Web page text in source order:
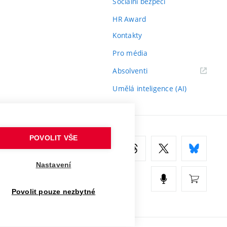
na frontendu a druhá, založená na nástroji
na diplomovou práci, primárně chybí
část je rozsáhlejší, ale její zpracování
přímo v souborech jednotlivých
HR Award
Kontakty
Pro média
Absolventi(externí
Umělá inteligence (AI)
POVOLIT VŠE
Nastavení
Povolit pouze nezbytné